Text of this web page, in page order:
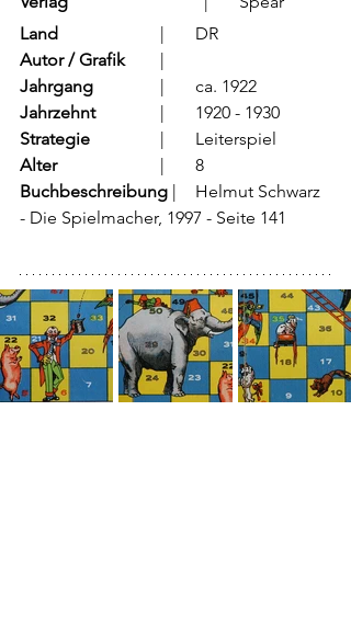
Land
			  |	DR
Autor / Grafik
Jahrgang
		  |	ca. 1922
Jahrzehnt
		  |	1920 - 1930
Strategie
		  |	Leiterspiel
Alter
			  |	8
Buchbeschreibung
- Die Spielmacher, 1997 - Seite 141